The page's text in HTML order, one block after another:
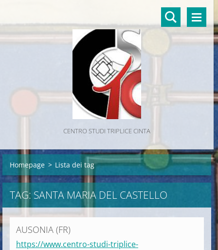
CENTRO STUDI TRIPLICE CINTA
Homepage > Lista dei tag
TAG: SANTA MARIA DEL CASTELLO
AUSONIA (FR)
https://www.centro-studi-triplice-